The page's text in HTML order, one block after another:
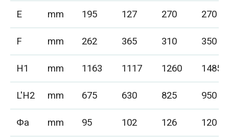
E
mm 195 127 270
270
F
mm 262 365 310
350
H1
mm 1163 1117 1260
1485
L'H2
mm 675 630 825
950
Φa
mm 95 102 126
120